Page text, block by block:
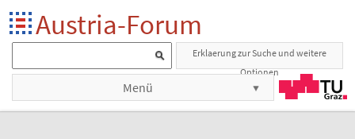
Austria-Forum
Erklaerung zur Suche und weitere
Optionen
Menü